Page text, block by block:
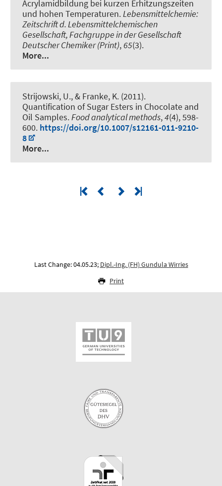
Acrylamidbildung bei kurzen Erhitzungszeiten
und hohen Temperaturen.Lebensmittelchemie:
Zeitschrift d. Lebensmittelchemischen
Gesellschaft, Fachgruppe in der Gesellschaft
Deutscher Chemiker (Print), 65(3).
More...
Strijowski, U., & Franke, K. (2011).
Quantification of Sugar Esters in Chocolate and
Oil Samples.Food analytical methods,4(4), 598-
600. https://doi.org/10.1007/s12161-011-9210-
8
More...
Last Change: 04.05.23; Dipl.-Ing. (FH) Gundula Wirries
Print